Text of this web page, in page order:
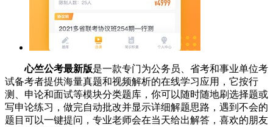
心竺公考最新版是一款专门为公务员、省考和事业单位考
试备考者提供海量真题和视频解析的在线学习应用，它按行
测、申论和面试等模块分类题库，你可以随时随地刷选择题或
写申论练习，做完自动批改并显示详细解题思路，遇到不会的
题目可以一键提问，专业老师会在当天给出解答，喜欢的朋友